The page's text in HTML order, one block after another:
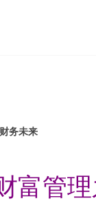
务未来
富管